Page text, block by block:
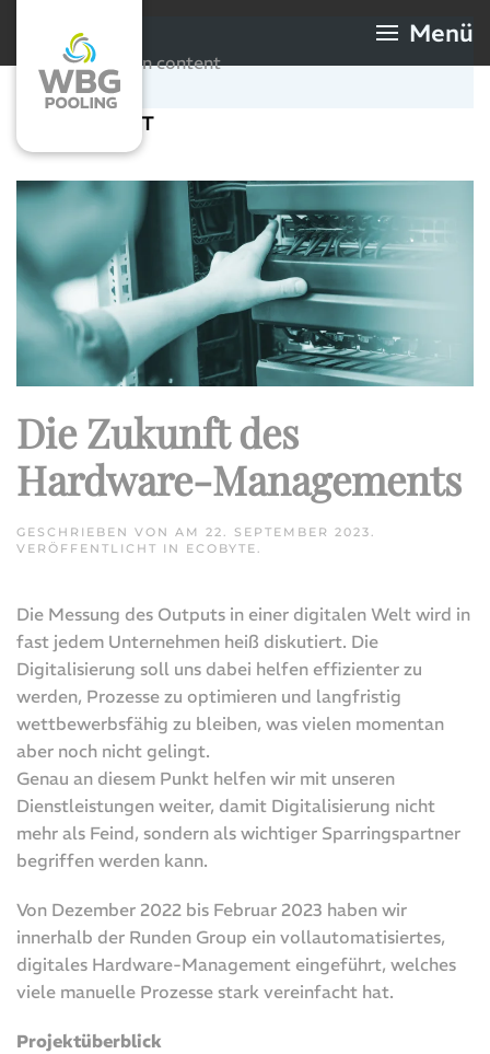
Skip to main content
Menü
IT
Die Zukunft des
Hardware-Managements
GESCHRIEBEN VON AM 22. SEPTEMBER 2023.
VERÖFFENTLICHT IN ECOBYTE.
Die Messung des Outputs in einer digitalen Welt wird in
fast jedem Unternehmen heiß diskutiert. Die
Digitalisierung soll uns dabei helfen effizienter zu
werden, Prozesse zu optimieren und langfristig
wettbewerbsfähig zu bleiben, was vielen momentan
aber noch nicht gelingt.
Genau an diesem Punkt helfen wir mit unseren
Dienstleistungen weiter, damit Digitalisierung nicht
mehr als Feind, sondern als wichtiger Sparringspartner
begriffen werden kann.
Von Dezember 2022 bis Februar 2023 haben wir
innerhalb der Runden Group ein vollautomatisiertes,
digitales Hardware-Management eingeführt, welches
viele manuelle Prozesse stark vereinfacht hat.
Projektüberblick